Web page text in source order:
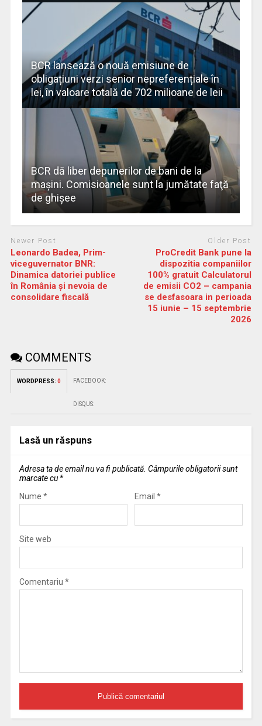
BCR lansează o nouă emisiune de
obligațiuni verzi senior nepreferențiale în
lei, în valoare totală de 702 milioane de leii
BCR dă liber depunerilor de bani de la
maşini. Comisioanele sunt la jumătate faţă
de ghişee
Newer Post
Leonardo Badea, Prim-
viceguvernator BNR:
Dinamica datoriei publice
în România și nevoia de
consolidare fiscală
Older Post
ProCredit Bank pune la
dispozitia companiilor
100% gratuit Calculatorul
de emisii CO2 – campania
se desfasoara in perioada
15 iunie – 15 septembrie
2026
COMMENTS
WORDPRESS: 0 FACEBOOK:
DISQUS:
Lasă un răspuns
Adresa ta de email nu va fi publicată. Câmpurile obligatorii sunt
marcate cu *
Nume * Email *
Site web
Comentariu *